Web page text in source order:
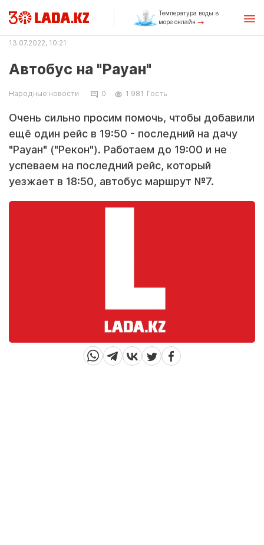
Температура воды в
море онлайн
13.07.2022, 10:21
Автобус на "Рауан"
Народные новости 0 1 981 Гость
Очень сильно просим помочь, чтобы добавили
ещё один рейс в 19:50 - последний на дачу
"Рауан" ("Рекон"). Работаем до 19:00 и не
успеваем на последний рейс, который
уезжает в 18:50, автобус маршрут №7.